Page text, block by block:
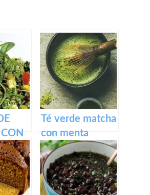
Té verde matcha
con menta